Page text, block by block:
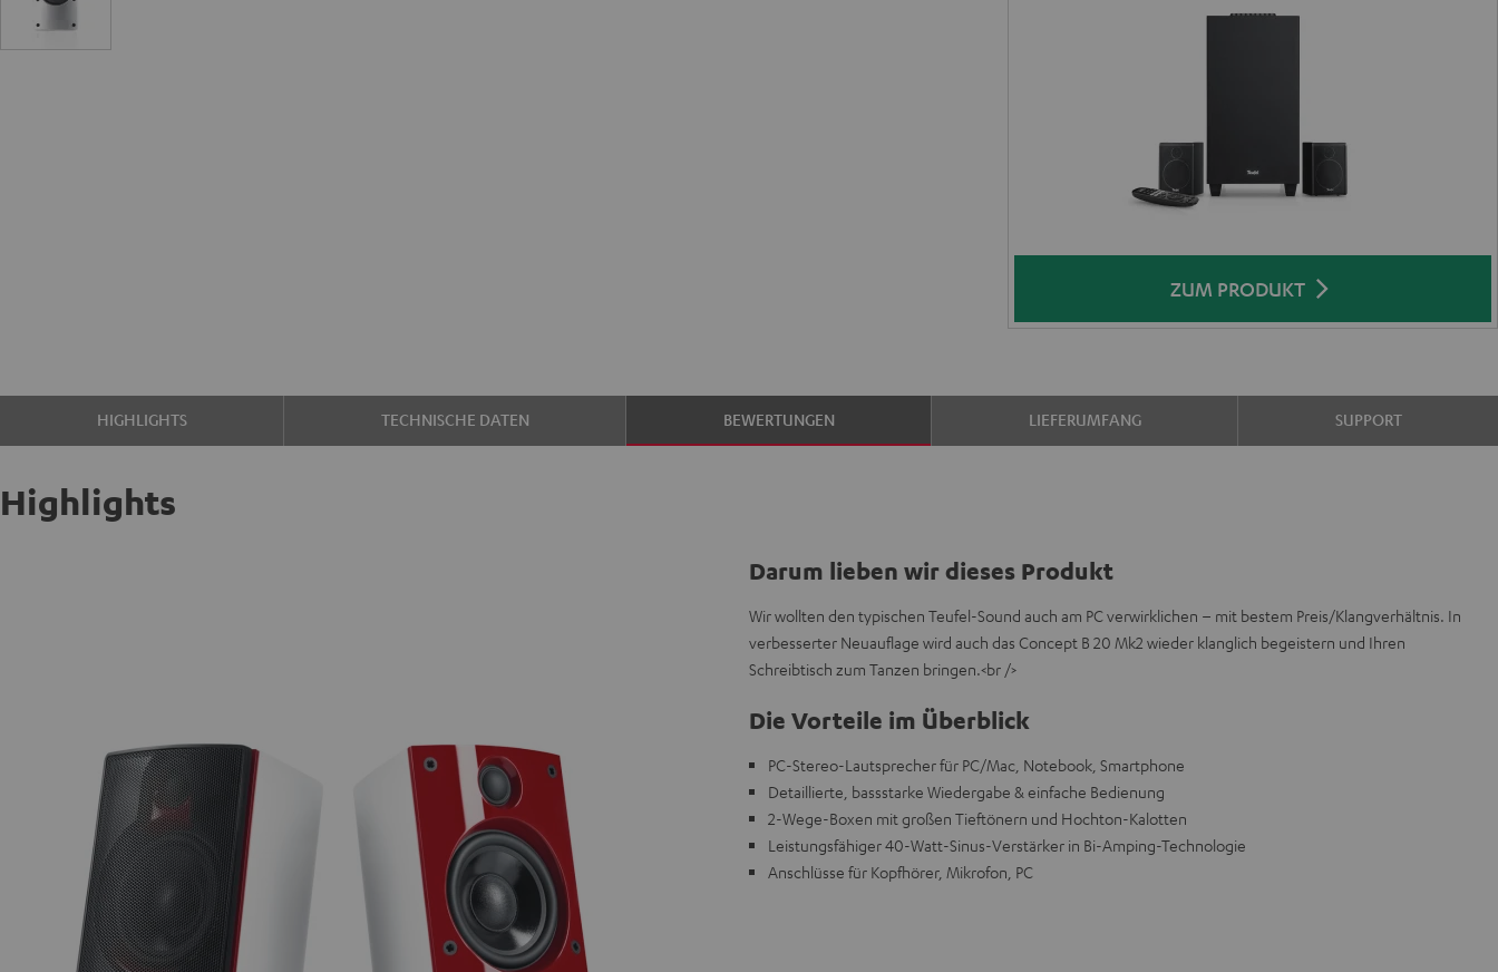
ZUM PRODUKT
HIGHLIGHTS TECHNISCHE DATEN BEWERTUNGEN LIEFERUMFANG SUPPORT
Highlights
Darum lieben wir dieses Produkt
Wir wollten den typischen Teufel-Sound auch am PC verwirklichen – mit bestem Preis/Klangverhältnis. In
verbesserter Neuauflage wird auch das Concept B 20 Mk2 wieder klanglich begeistern und Ihren
Schreibtisch zum Tanzen bringen.<br />
Die Vorteile im Überblick
PC-Stereo-Lautsprecher für PC/Mac, Notebook, Smartphone
Detaillierte, bassstarke Wiedergabe & einfache Bedienung
2-Wege-Boxen mit großen Tieftönern und Hochton-Kalotten
Leistungsfähiger 40-Watt-Sinus-Verstärker in Bi-Amping-Technologie
Anschlüsse für Kopfhörer, Mikrofon, PC